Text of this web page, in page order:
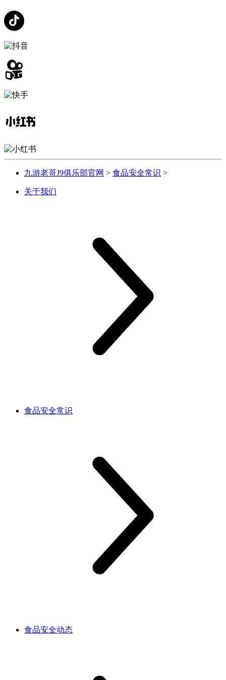
九游老哥J9俱乐部官网 > 食品安全常识 >
关于我们
食品安全常识
食品安全动态